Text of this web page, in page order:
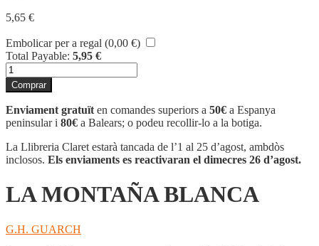
5,65 €
Embolicar per a regal (0,00 €)
Total Payable: 5,95 €
quantitat
de
LA
MONTAÑA
BLANCA
Comprar
Enviament gratuït en comandes superiors a 50€ a Espanya
peninsular i 80€ a Balears; o podeu recollir-lo a la botiga.
La Llibreria Claret estarà tancada de l’1 al 25 d’agost, ambdòs
inclosos. Els enviaments es reactivaran el dimecres 26 d’agost.
LA MONTAÑA BLANCA
G.H. GUARCH